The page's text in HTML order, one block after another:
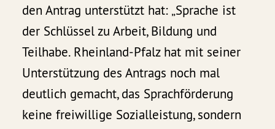
den Antrag unterstützt hat: „Sprache ist
der Schlüssel zu Arbeit, Bildung und
Teilhabe. Rheinland-Pfalz hat mit seiner
Unterstützung des Antrags noch mal
deutlich gemacht, das Sprachförderung
keine freiwillige Sozialleistung, sondern